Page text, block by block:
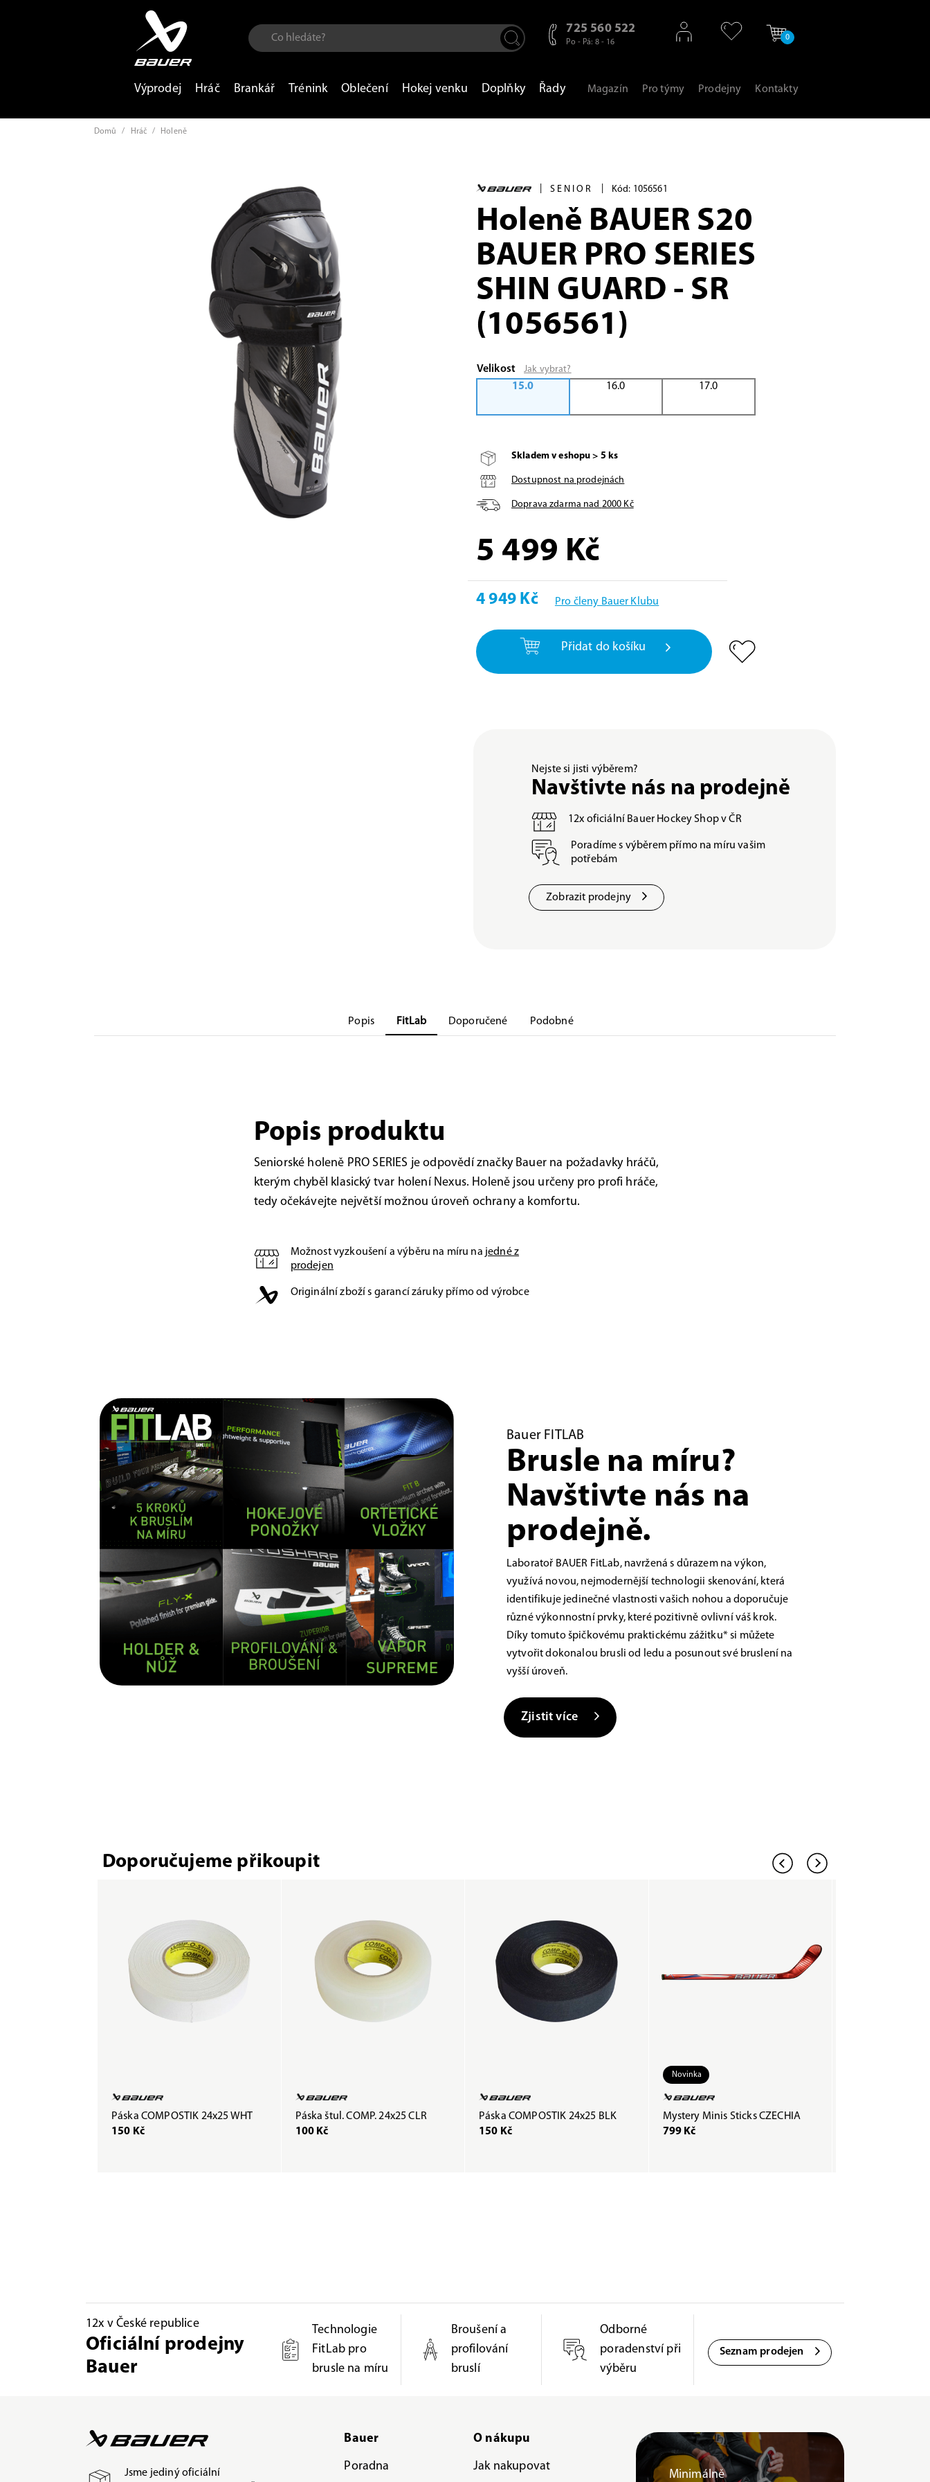
725 560 522
Po - Pá: 8 - 16
0
Výprodej Hráč Brankář Trénink Oblečení Hokej venku Doplňky Řady Magazín Pro týmy Prodejny Kontakty
Domů / Hráč / Holeně
SENIOR Kód: 1056561
Holeně BAUER S20
BAUER PRO SERIES
SHIN GUARD - SR
(1056561)
Velikost Jak vybrat?
15.0 16.0 17.0
Skladem v eshopu > 5 ks
Dostupnost na prodejnách
Doprava zdarma nad 2000 Kč
5 499 Kč
4 949 Kč Pro členy Bauer Klubu
Přidat do košíku
Nejste si jisti výběrem?
Navštivte nás na prodejně
12x oficiální Bauer Hockey Shop v ČR
Poradíme s výběrem přímo na míru vašim
potřebám
Zobrazit prodejny
Popis FitLab Doporučené Podobné
Popis produktu
Seniorské holeně PRO SERIES je odpovědí značky Bauer na požadavky hráčů,
kterým chyběl klasický tvar holení Nexus. Holeně jsou určeny pro profi hráče,
tedy očekávejte největší možnou úroveň ochrany a komfortu.
Možnost vyzkoušení a výběru na míru na jedné z
prodejen
Originální zboží s garancí záruky přímo od výrobce
Bauer FITLAB
Brusle na míru?
Navštivte nás na
prodejně.
Laboratoř BAUER FitLab, navržená s důrazem na výkon,
využívá novou, nejmodernější technologii skenování, která
identifikuje jedinečné vlastnosti vašich nohou a doporučuje
různé výkonnostní prvky, které pozitivně ovlivní váš krok.
Díky tomuto špičkovému praktickému zážitku* si můžete
vytvořit dokonalou brusli od ledu a posunout své bruslení na
vyšší úroveň.
Zjistit více
Doporučujeme přikoupit
Páska COMPOSTIK 24x25 WHT
150 Kč
Páska štul. COMP. 24x25 CLR
100 Kč
Páska COMPOSTIK 24x25 BLK
150 Kč
Novinka
Mystery Minis Sticks CZECHIA
799 Kč
12x v České republice
Oficiální prodejny
Bauer
Technologie
FitLab pro
brusle na míru
Broušení a
profilování
bruslí
Odborné
poradenství při
výběru
Seznam prodejen
Jsme jediný oficiální
Bauer
Poradna
O nákupu
Jak nakupovat
Minimálně